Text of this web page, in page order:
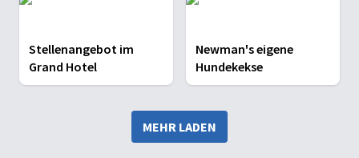
Stellenangebot im
Grand Hotel
Newman's eigene
Hundekekse
MEHR LADEN